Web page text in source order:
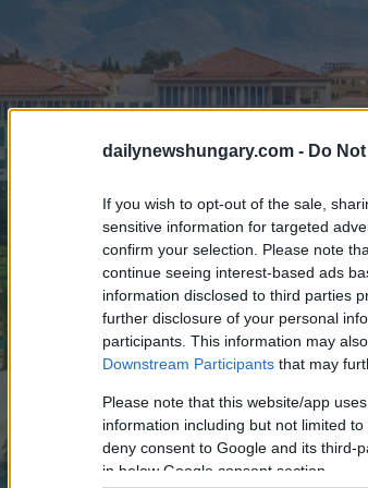
dailynewshungary.com - Do
If you wish to opt-out of the sale,
sensitive information for targeted
confirm your selection. Please note
continue seeing interest-based ads
information disclosed to third parties
further disclosure of your personal
participants. This information may
Downstream Participants that may
Please note that this website/app
information including but not limited
deny consent to Google and its third-
in below Google consent section.